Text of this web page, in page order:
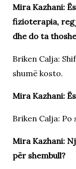
Mira Kazhani:
fizioterapia,
dhe do ta
Briken Calja:
shumë kosto.
Mira Kazhani:
Briken Calja: Po
Mira Kazhani:
për shembull?